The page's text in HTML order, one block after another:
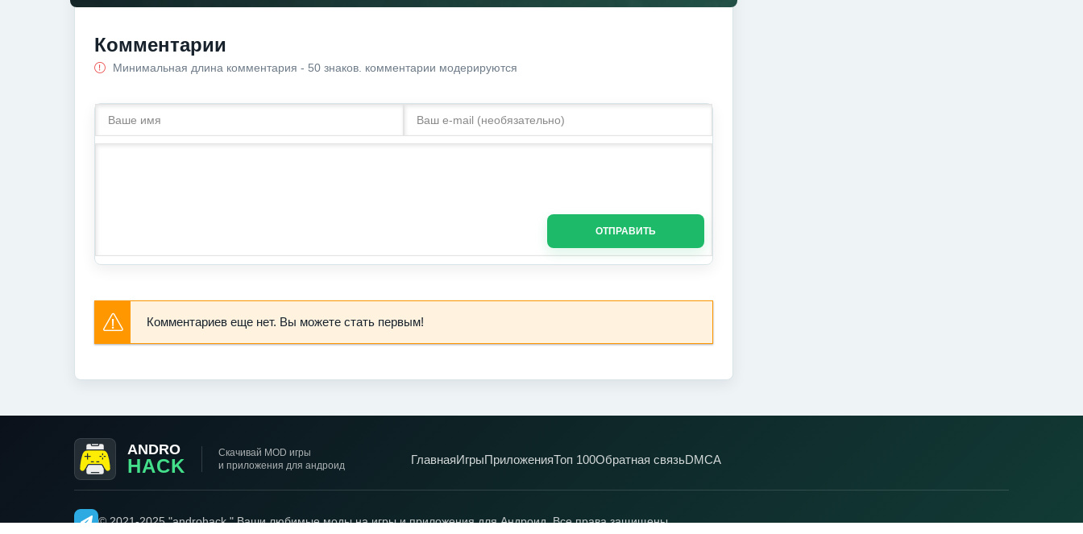
Комментарии
Минимальная длина комментария - 50 знаков. комментарии модерируются
ОТПРАВИТЬ
Комментариев еще нет. Вы можете стать первым!
ANDRO
HACK
Скачивай MOD игры
и приложения для андроид
ГлавнаяИгрыПриложенияТоп 100Обратная связьDMCA
© 2021-2025 "androhack " Ваши любимые моды на игры и приложения для Андроид. Все права защищены.